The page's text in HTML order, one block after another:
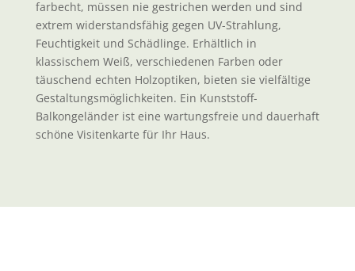
farbecht, müssen nie gestrichen werden und sind
extrem widerstandsfähig gegen UV-Strahlung,
Feuchtigkeit und Schädlinge. Erhältlich in
klassischem Weiß, verschiedenen Farben oder
täuschend echten Holzoptiken, bieten sie vielfältige
Gestaltungsmöglichkeiten. Ein Kunststoff-
Balkongeländerist eine wartungsfreie und dauerhaft
schöne Visitenkarte für Ihr Haus.